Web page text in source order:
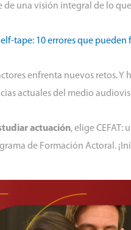
de una visión integral de lo
tape: 10 errores que
enfrenta nuevos retos.
actuales del medio
actuación, elige CEFAT:
de Formación Actoral.